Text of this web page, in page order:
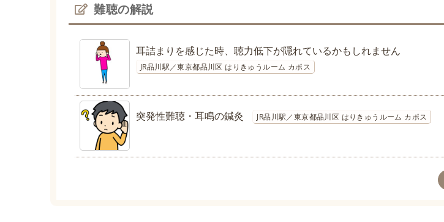
難聴の解説
耳詰まりを感じた時、聴力低下が隠れているかもしれません
JR品川駅／東京都品川区 はりきゅうルーム カポス
突発性難聴・耳鳴の鍼灸 JR品川駅／東京都品川区 はりきゅうルーム カポス